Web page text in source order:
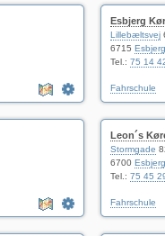
Esbjerg
Lillebæltsvej
6715
Tel.: 75 14
Fahrschule
Leon´s
Stormgade
6700 Esbjerg
Tel.: 75 45
Fahrschule